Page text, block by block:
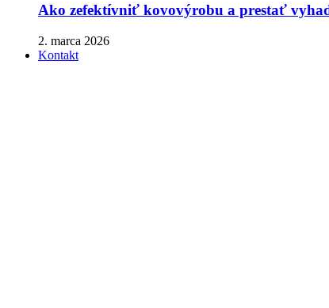
Ako zefektívniť kovovýrobu a prestať
2. marca 2026
Kontakt